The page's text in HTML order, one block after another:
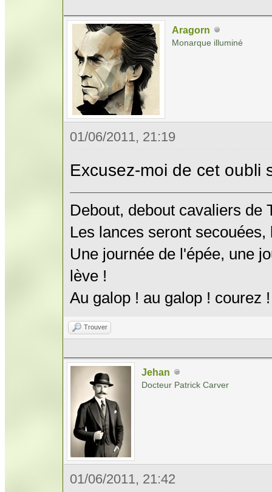
Aragorn
Monarque illuminé
01/06/2011, 21:19
Excusez-moi de cet oubli
Debout, debout cavaliers de
Les lances seront
Une journée de l'épée, une
lève !
Au galop ! au galop ! courez
Trouver
Jehan
Docteur Patrick Carver
01/06/2011, 21:42